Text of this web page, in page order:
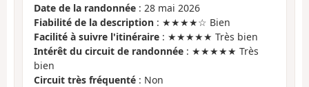
Date de la randonnée : 28 mai 2026
Fiabilité de la description : ★★★★☆ Bien
Facilité à suivre l'itinéraire : ★★★★★ Très bien
Intérêt du circuit de randonnée : ★★★★★ Très
bien
Circuit très fréquenté : Non